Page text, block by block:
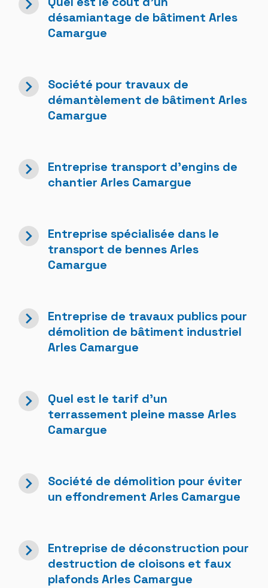
navigate_next
désamiantage de bâtiment Arles
Camargue
navigate_next
Société pour travaux de
démantèlement de bâtiment Arles
Camargue
navigate_next
Entreprise transport d'engins de
chantier Arles Camargue
navigate_next
Entreprise spécialisée dans le
transport de bennes Arles
Camargue
navigate_next
Entreprise de travaux publics pour
démolition de bâtiment industriel
Arles Camargue
navigate_next
Quel est le tarif d'un
terrassement pleine masse Arles
Camargue
navigate_next
Société de démolition pour éviter
un effondrement Arles Camargue
navigate_next
Entreprise de déconstruction pour
destruction de cloisons et faux
plafonds Arles Camargue